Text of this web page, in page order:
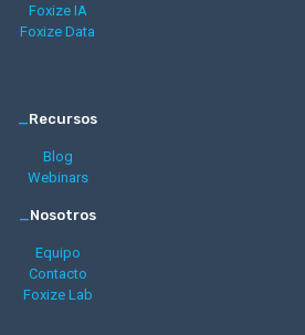
Foxize IA
Foxize Data
_Recursos
Blog
Webinars
_Nosotros
Equipo
Contacto
Foxize Lab